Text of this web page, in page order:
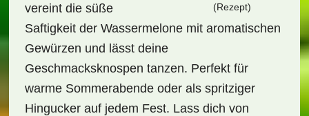
(Rezept)
vereint die süße
Saftigkeit der Wassermelone mit aromatischen
Gewürzen und lässt deine
Geschmacksknospen tanzen. Perfekt für
warme Sommerabende oder als spritziger
Hingucker auf jedem Fest. Lass dich von